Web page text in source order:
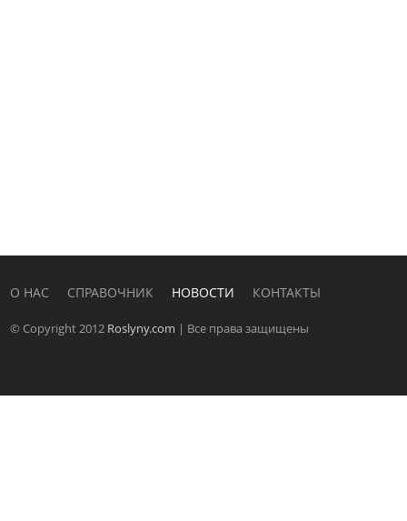
О НАС СПРАВОЧНИК НОВОСТИ КОНТАКТЫ
© Copyright 2012 Roslyny.com | Все права защищены